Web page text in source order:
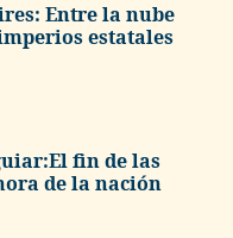
Entre la nube
estatales
fin de las
de la nación